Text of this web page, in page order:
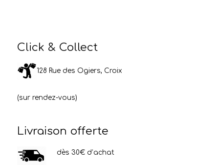
Click & Collect
128 Rue des Ogiers, Croix
(sur rendez-vous)
Livraison offerte
dès 30€ d’achat